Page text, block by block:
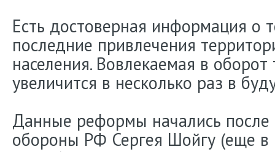
Есть достоверная информация о
последние привлечения
населения. Вовлекаемая в
увеличится в несколько раз в
Данные реформы начались после
обороны РФ Сергея Шойгу (еще в